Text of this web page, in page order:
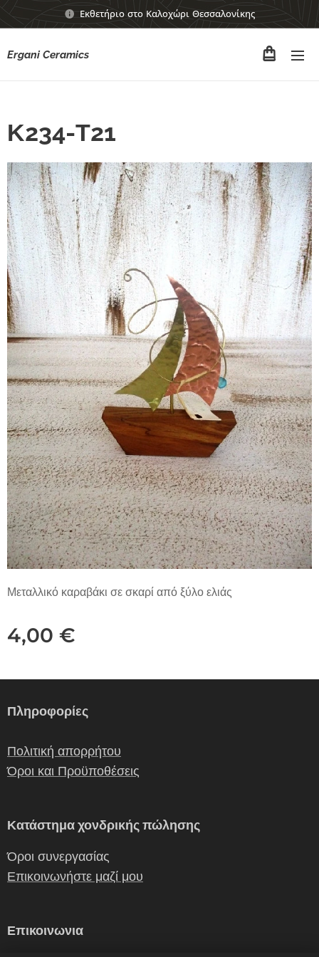
Εκθετήριο στο Καλοχώρι Θεσσαλονίκης
Ergani Ceramics
Κ234-Τ21
Μεταλλικό καραβάκι σε σκαρί από ξύλο ελιάς
4,00 €
Πληροφορίες
Πολιτική απορρήτου
Όροι και Προϋποθέσεις
Κατάστημα χονδρικής πώλησης
Όροι συνεργασίας
Επικοινωνήστε μαζί μου
Επικοινωνια